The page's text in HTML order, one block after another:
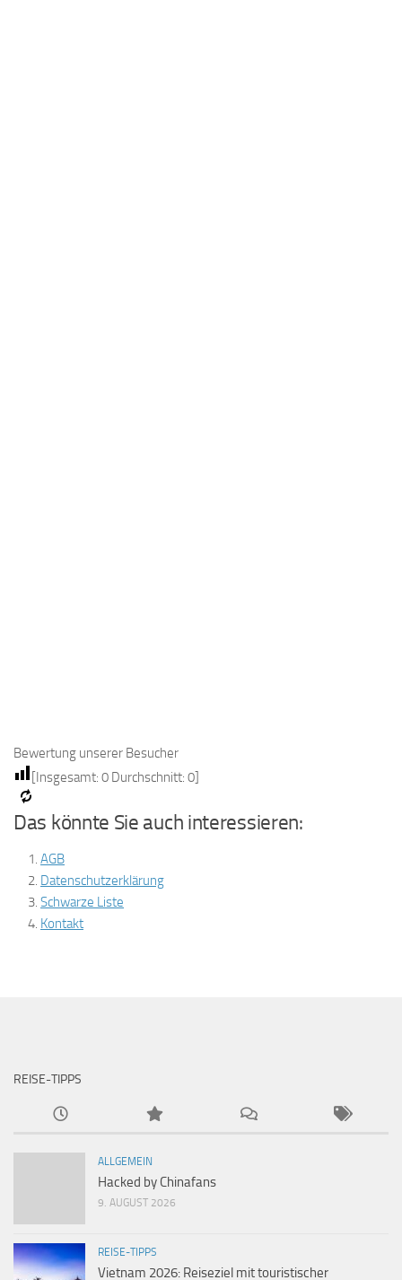
Bewertung unserer Besucher
[Insgesamt: 0 Durchschnitt: 0]
Das könnte Sie auch interessieren:
AGB
Datenschutzerklärung
Schwarze Liste
Kontakt
REISE-TIPPS
ALLGEMEIN
Hacked by Chinafans
9. AUGUST 2026
REISE-TIPPS
Vietnam 2026: Reiseziel mit touristischer